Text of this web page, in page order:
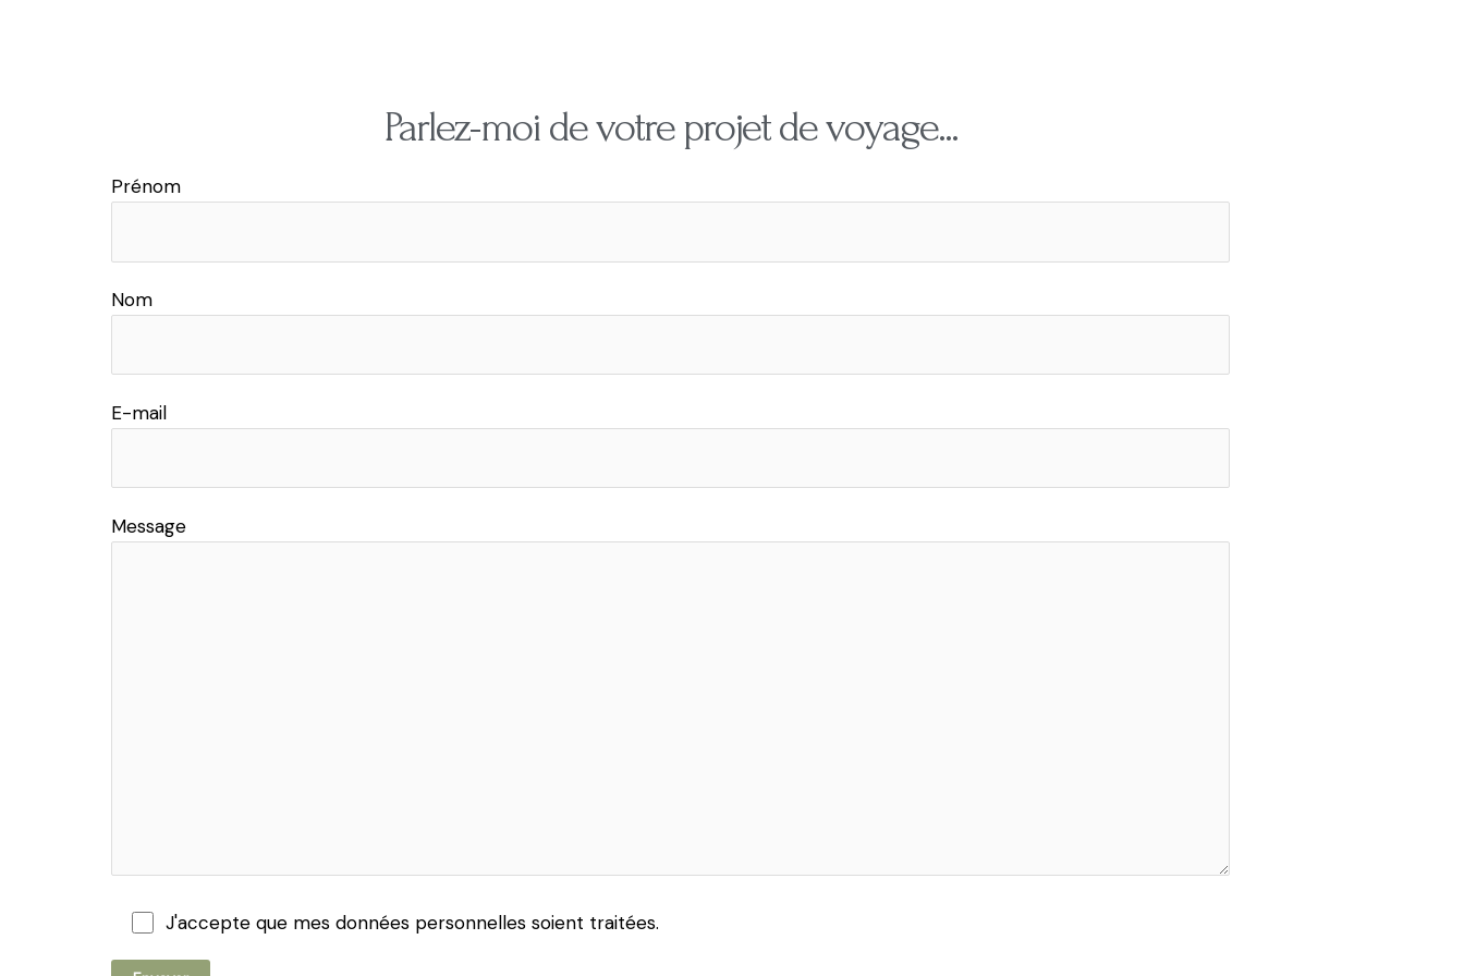
Parlez-moi de votre projet de voyage...
Prénom
Nom
E-mail
Message
J'accepte que mes données personnelles soient traitées.